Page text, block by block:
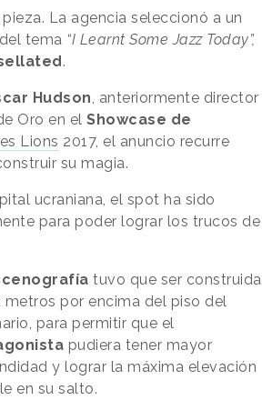
La agencia seleccionó a un
tema “I Learnt Some Jazz Today”,
.
Hudson, anteriormente director
Oro en el Showcase de
Lions 2017, el anuncio recurre
su magia.
ucraniana, el spot ha sido
para poder lograr los trucos de
tuvo que ser construida
metros por encima del piso del
para permitir que el
pudiera tener mayor
y lograr la máxima elevación
en su salto.